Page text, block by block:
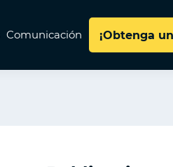
Comunicación ¡Obtenga